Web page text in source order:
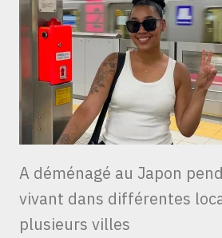
A déménagé au Japon
vivant dans différentes
plusieurs villes